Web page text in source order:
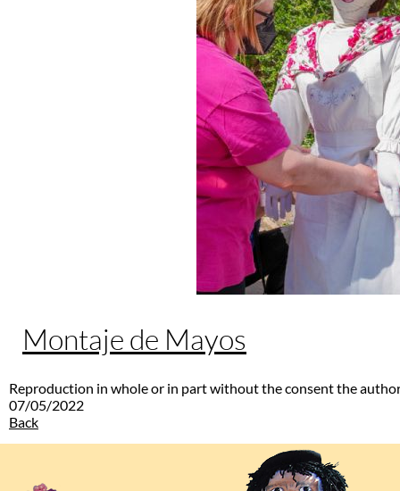
Montaje de Mayos
Reproduction in whole or in part without the consent the
07/05/2022
Back